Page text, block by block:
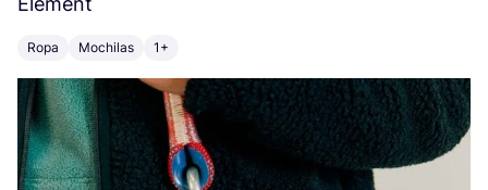
Ropa Mochilas 1+